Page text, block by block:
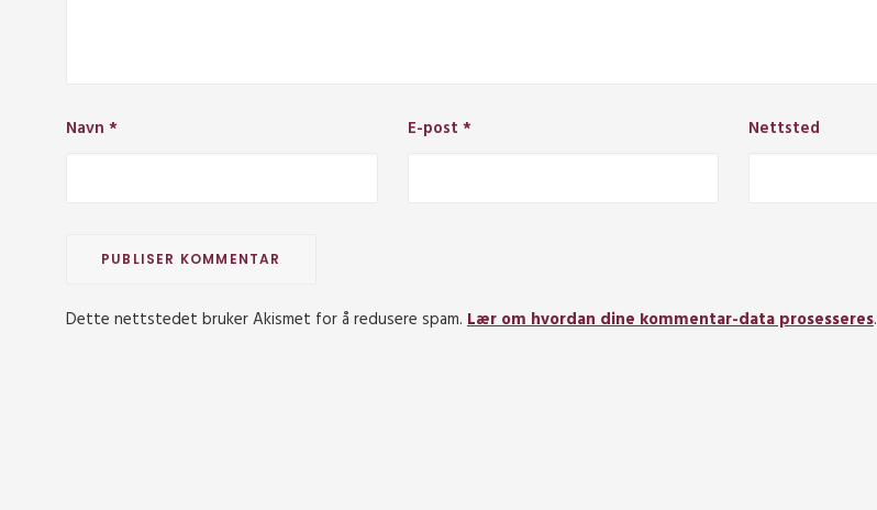
Navn * E-post * Nettsted
Dette nettstedet bruker Akismet for å redusere spam. Lær om hvordan dine kommentar-data prosesseres.